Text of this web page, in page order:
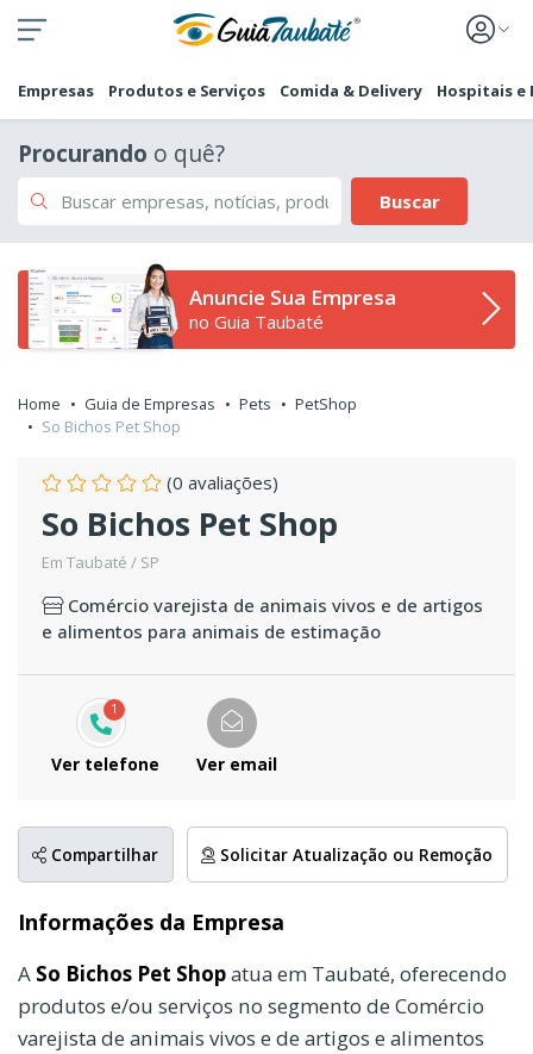
Empresas Produtos e Serviços Comida & Delivery Hospitais e
Procurando o quê?
Buscar
Anuncie Sua Empresa
no Guia Taubaté
Home Guia de Empresas Pets
PetShop
So Bichos Pet Shop
(0 avaliações)
So Bichos Pet Shop
Em Taubaté / SP
Comércio varejista de animais vivos e de artigos
e alimentos para animais de estimação
1
Ver telefone Ver email
Compartilhar Solicitar Atualização ou Remoção
Informações da Empresa
A So Bichos Pet Shopatua em Taubaté, oferecendo
produtos e/ou serviços no segmento de Comércio
varejista de animais vivos e de artigos e alimentos